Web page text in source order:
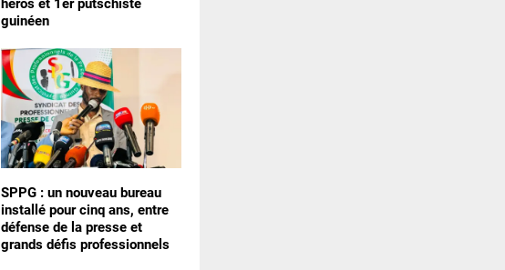
guinéen
SPPG : un nouveau bureau
installé pour cinq ans, entre
défense de la presse et
grands défis professionnels